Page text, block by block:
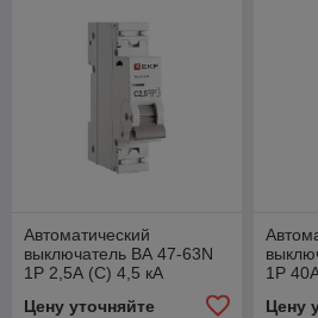
Автоматический
выключатель ВА 47-63N
1P 2,5А (C) 4,5 кА
Цену уточняйте
1P
Цену